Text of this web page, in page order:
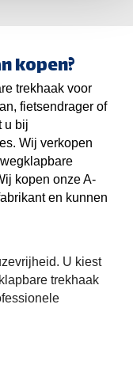
kopen?
trekhaak voor
fietsendrager of
u bij
Wij verkopen
kopen onze A-
en kunnen
U kiest
trekhaak